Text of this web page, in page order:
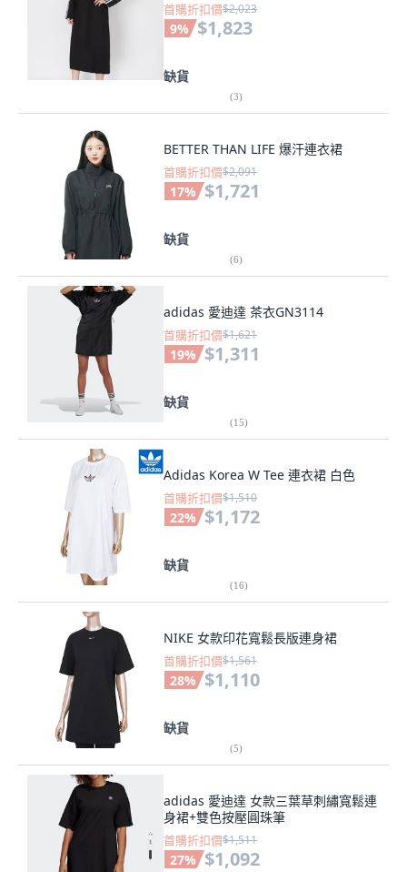
首購折扣價$2,023
9% $1,823
缺貨
(3)
BETTER THAN LIFE 爆汗連衣裙
首購折扣價$2,091
17% $1,721
缺貨
(6)
adidas 愛迪達 茶衣GN3114
首購折扣價$1,621
19% $1,311
缺貨
(15)
Adidas Korea W Tee 連衣裙 白色
首購折扣價$1,510
22% $1,172
缺貨
(16)
NIKE 女款印花寬鬆長版連身裙
首購折扣價$1,561
28% $1,110
缺貨
(5)
adidas 愛迪達 女款三葉草刺繡寬鬆連
身裙+雙色按壓圓珠筆
首購折扣價$1,511
27% $1,092